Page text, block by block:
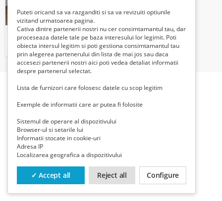
Unirii Cantemir Tineretului 2/7 Particular Lux
129700 Euro €
Puteti oricand sa va razganditi si sa va revizuiti optiunile
vizitand urmatoarea pagina.
Cativa dintre partenerii nostri nu cer consimtamantul tau, dar
proceseaza datele tale pe baza interesului lor legimit. Poti
obiecta intersul legitim si poti gestiona consimtamantul tau
prin alegerea partenerului din lista de mai jos sau daca
accesezi partenerii nostri aici poti vedea detaliat informatii
despre partenerul selectat.
Lista de furnizori care folosesc datele cu scop legitim
Exemple de informatii care ar putea fi folosite
Sistemul de operare al dispozitivului
Browser-ul si setarile lui
Informatii stocate in cookie-uri
Adresa IP
Localizarea geografica a dispozitivului
✓ Accept all Reject all Configure